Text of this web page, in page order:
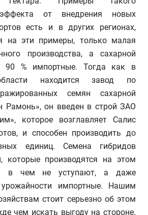
эффекта от внедрения новых
есть и в других регионах,
на эти примеры, только малая
производства, а сахарной
90 % импортные. Тогда как в
находится завод по
семян сахарной
Рамонь», он введен в строй ЗАО
которое возглавляет Салис
и способен производить до
единиц. Семена гибридов
которые производятся на этом
в чем не уступают, а даже
импортные. Нашим
стоит серьезно об этом
чем искать выгоду на стороне.